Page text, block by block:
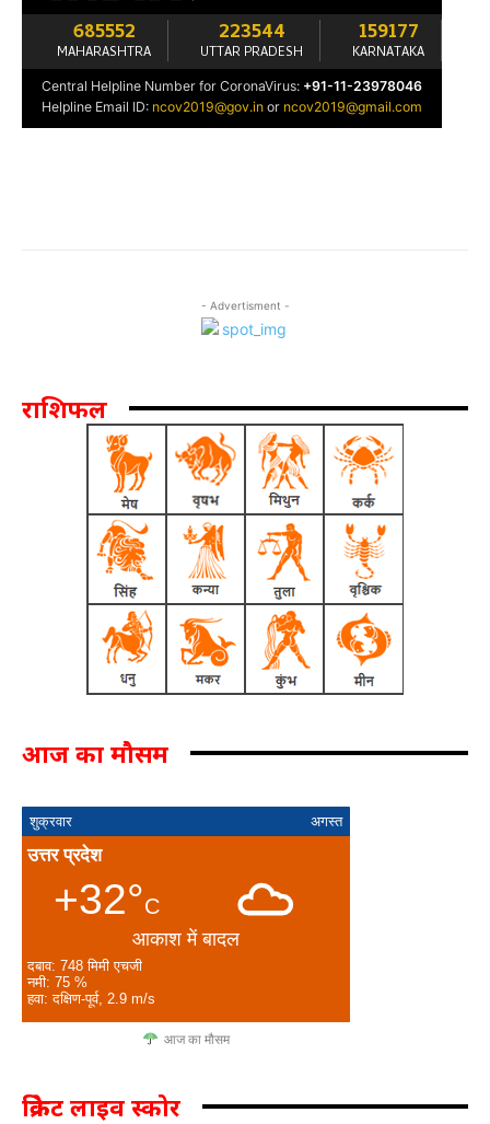
- Advertisment -
राशिफल
आज का मौसम
शुक्रवार अगस्त
उत्तर प्रदेश
+32°C
आकाश में बादल
दबाव: 748 मिमी एचजी
नमी: 75 %
हवा: दक्षिण-पूर्व, 2.9 m/s
आज का मौसम
क्रिकेट लाइव स्कोर